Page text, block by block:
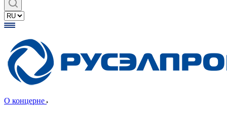
О концерне